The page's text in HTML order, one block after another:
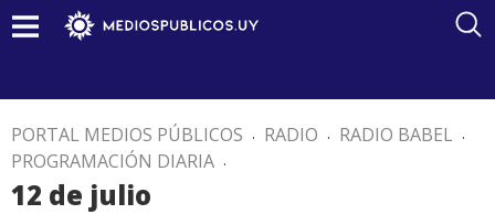
PORTAL MEDIOS PÚBLICOS . RADIO . RADIO BABEL .
PROGRAMACIÓN DIARIA .
12 de julio